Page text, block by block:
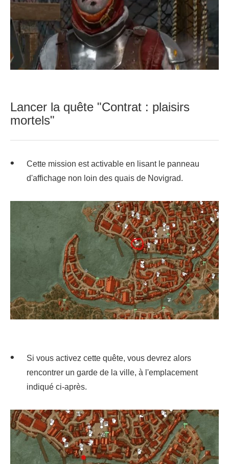
Lancer la quête "Contrat : plaisirs
mortels"
Cette mission est activable en lisant le panneau
d'affichage non loin des quais de Novigrad.
Si vous activez cette quête, vous devrez alors
rencontrer un garde de la ville, à l'emplacement
indiqué ci-après.